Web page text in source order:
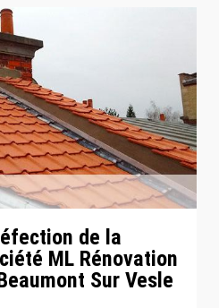
de la
ML Rénovation
Sur Vesle